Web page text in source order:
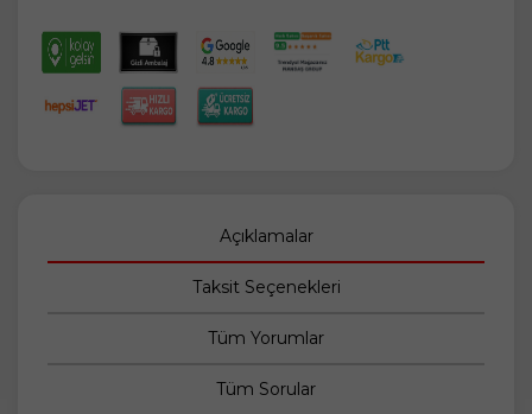
Açıklamalar
Taksit Seçenekleri
Tüm Yorumlar
Tüm Sorular